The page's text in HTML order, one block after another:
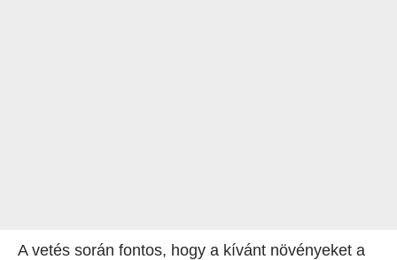
A vetés során fontos, hogy a kívánt növényeket a